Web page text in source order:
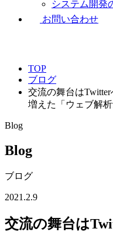
システム開発
お問い合わせ
TOP
ブログ
交流の舞台は
増えた「ウェブ解析
Blog
Blog
ブログ
2021.2.9
交流の舞台は